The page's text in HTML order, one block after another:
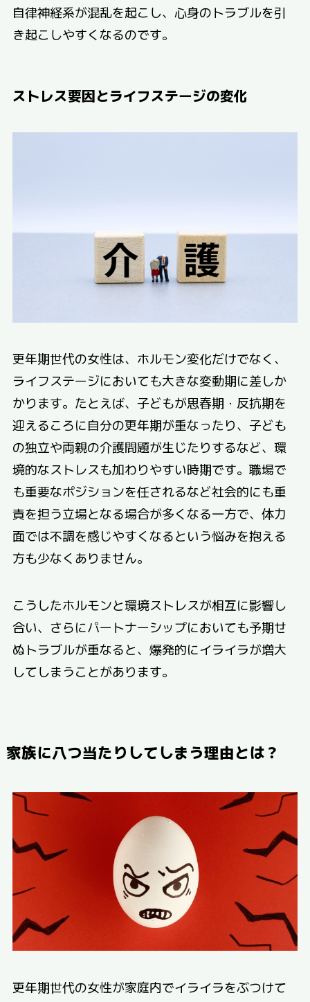
自律神経系が混乱を起こし、心身のトラブルを引
き起こしやすくなるのです。
ストレス要因とライフステージの変化
更年期世代の女性は、ホルモン変化だけでなく、
ライフステージにおいても大きな変動期に差しか
かります。たとえば、子どもが思春期・反抗期を
迎えるころに自分の更年期が重なったり、子ども
の独立や両親の介護問題が生じたりするなど、環
境的なストレスも加わりやすい時期です。職場で
も重要なポジションを任されるなど社会的にも重
責を担う立場となる場合が多くなる一方で、体力
面では不調を感じやすくなるという悩みを抱える
方も少なくありません。
こうしたホルモンと環境ストレスが相互に影響し
合い、さらにパートナーシップにおいても予期せ
ぬトラブルが重なると、爆発的にイライラが増大
してしまうことがあります。
家族に八つ当たりしてしまう理由とは？
更年期世代の女性が家庭内でイライラをぶつけて